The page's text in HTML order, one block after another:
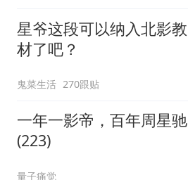
星爷这段可以纳入北影教
材了吧？
鬼菜生活 270跟贴
一年一影帝，百年周星驰
(223)
量子痛觉